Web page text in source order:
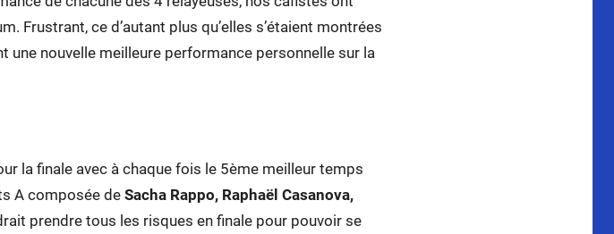
Frustrant, ce d’autant plus qu’elles s’étaient montrées
une nouvelle meilleure performance personnelle sur la
la finale avec à chaque fois le 5ème meilleur temps
A composée de Sacha Rappo, Raphaël Casanova,
prendre tous les risques en finale pour pouvoir se